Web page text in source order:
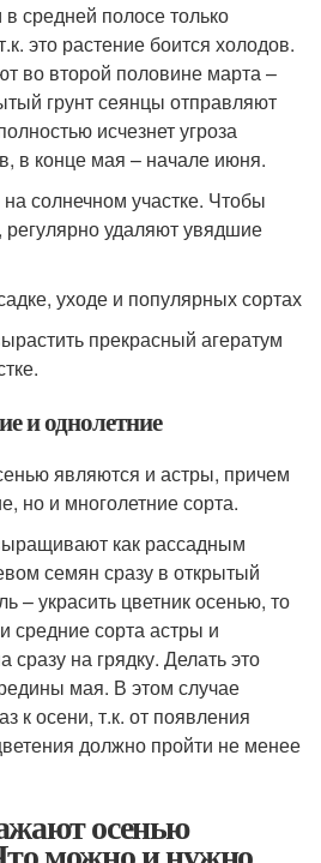
средней полосе только
это растение боится холодов.
во второй половине марта –
грунт сеянцы отправляют
исчезнет угроза
в конце мая – начале июня.
солнечном участке. Чтобы
удаляют увядшие
уходе и популярных сортах
прекрасный агератум
и однолетние
являются и астры, причем
но и многолетние сорта.
как рассадным
семян сразу в открытый
– украсить цветник осенью, то
средние сорта астры и
сразу на грядку. Делать это
мая. В этом случае
к осени, т.к. от появления
должно пройти не менее
осенью